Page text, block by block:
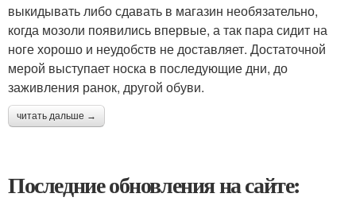
выкидывать либо сдавать в магазин необязательно,
когда мозоли появились впервые, а так пара сидит на
ноге хорошо и неудобств не доставляет. Достаточной
мерой выступает носка в последующие дни, до
заживления ранок, другой обуви.
читать дальше →
Последние обновления на сайте: